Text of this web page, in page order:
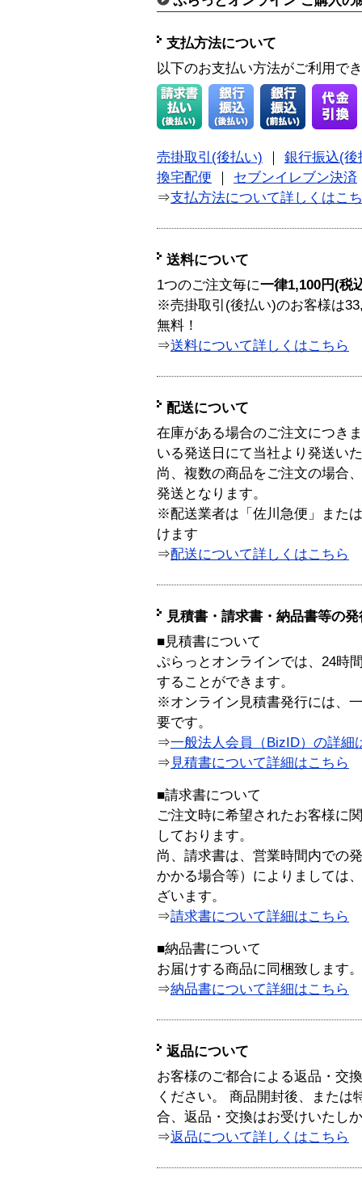
支払方法について
以下のお支払い方法がご利用で
売掛取引(後払い)
銀行振込(後
換宅配便
セブンイレブン決済
⇒支払方法について詳しくはこ
送料について
1つのご注文毎に一律1,100円(税
※売掛取引(後払い)のお客様は
無料！
⇒送料について詳しくはこちら
配送について
在庫がある場合のご注文につき
いる発送日にて当社より発送い
尚、複数の商品をご注文の場合
発送となります。
※配送業者は「佐川急便」また
けます
⇒配送について詳しくはこちら
見積書・請求書・納品書等の
■見積書について
ぷらっとオンラインでは、24時
することができます。
※オンライン見積書発行には、
要です。
⇒一般法人会員（BizID）の詳細
⇒ 見積書について詳細はこちら
■請求書について
ご注文時に希望されたお客様に
しております。
尚、請求書は、営業時間内での
かかる場合等）によりましては
ざいます。
⇒請求書について詳細はこちら
■納品書について
お届けする商品に同梱致します。
⇒納品書について詳細はこちら
返品について
お客様のご都合による返品・交
ください。 商品開封後、または
合、返品・交換はお受けいたし
⇒返品について詳しくはこちら